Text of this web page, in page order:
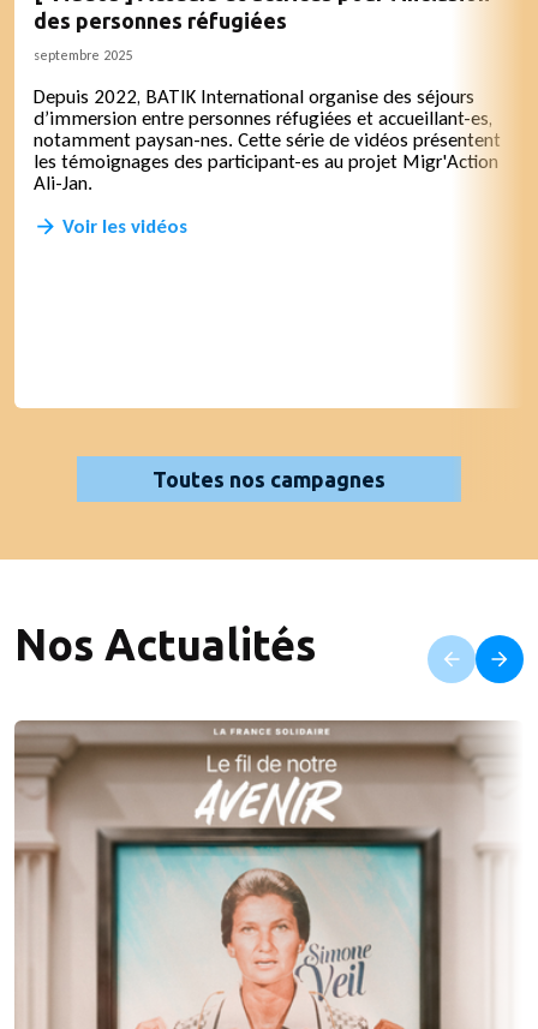
des personnes réfugiées
septembre 2025
Depuis 2022, BATIK International organise des séjours
d’immersion entre personnes réfugiées et accueillant-es,
notamment paysan-nes. Cette série de vidéos présentent
les témoignages des participant-es au projet Migr'Action
Ali-Jan.
Voir les vidéos
Toutes nos campagnes
Nos Actualités